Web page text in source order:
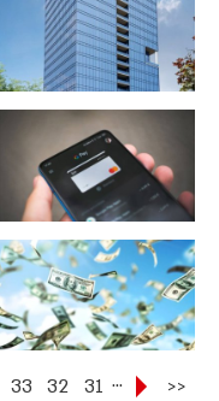
<<
...
31
32
33